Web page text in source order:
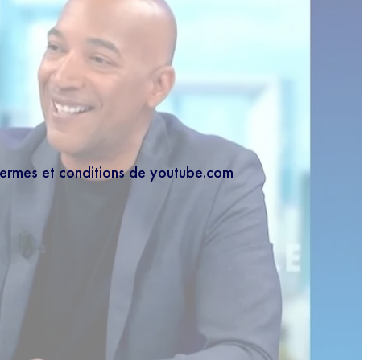
et conditions de youtube.com